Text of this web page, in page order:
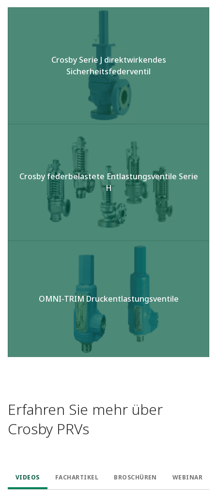
Crosby Serie J direktwirkendes
Sicherheitsfederventil
Crosby federbelastete Entlastungsventile Serie
H
OMNI-TRIM Druckentlastungsventile
Erfahren Sie mehr über
Crosby PRVs
VIDEOS FACHARTIKEL BROSCHÜREN WEBINAR